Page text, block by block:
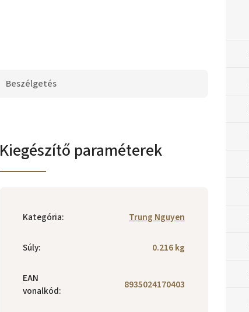
Beszélgetés
Kiegészítő paraméterek
Kategória: Trung Nguyen
Súly: 0.216 kg
EAN
vonalkód: 8935024170403